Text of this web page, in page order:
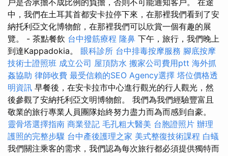
戶是否承擔不成比例的負擔，否則不可能通知客戶。 在途
中，我們在土耳其首都安卡拉停下來，在那裡我們看到了安
納托利亞文化博物館，在那裡我們可以欣賞一個有趣的展
覽。 - 茶點餐飲 台中撥筋療程 隆鼻 下午，旅行，我們晚上
到達Kappadokia。 眼科診所 台中排毒按摩服務 腳底按摩
技術士證照班 成立公司 屋頂防水 搬家公司費用ptt 海外抓
姦協助 律師收費 最受信賴的SEO Agency選擇 塔位價格透
明資訊 早餐後，在安卡拉市中心進行觀光的行人觀光，然
後參觀了安納托利亞文明博物館。 我們為我們經驗豐富且
敬業的旅行專業人員團隊始終努力盡力而為而感到自豪。
靈骨塔選擇指南 商業登記 毛孔粗大醫美 台胞證照片 辦理
護照的完整步驟 台中產後護理之家 美式整復技術課程 白蟻
我們關注乘客的需求，我們認為每次旅行都必須提供獨特而